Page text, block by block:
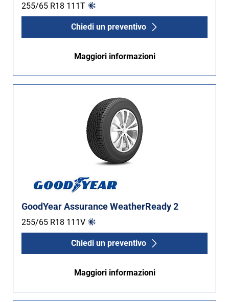
255/65 R18 111T
Chiedi un preventivo
Maggiori informazioni
GoodYear Assurance WeatherReady 2
255/65 R18 111V
Chiedi un preventivo
Maggiori informazioni